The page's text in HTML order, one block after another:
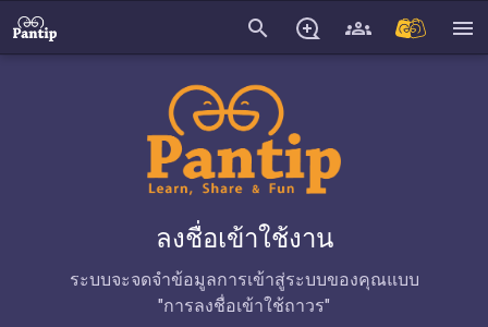
search menu
ลงชื่อเข้าใช้งาน
ระบบจะจดจำข้อมูลการเข้าสู่ระบบของคุณแบบ
"การลงชื่อเข้าใช้ถาวร"